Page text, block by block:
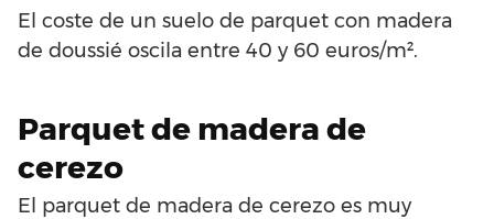
El coste de un suelo de parquet con madera
de doussié oscila entre 40 y 60 euros/m².
Parquet de madera de
cerezo
El parquet de madera de cerezo es muy